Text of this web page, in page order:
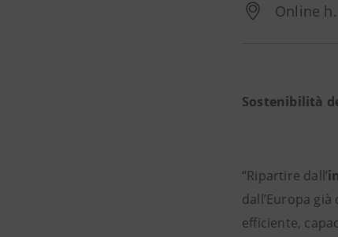
Online
Sostenibilità
“Ripartire dall’
dall’Europa
efficiente,